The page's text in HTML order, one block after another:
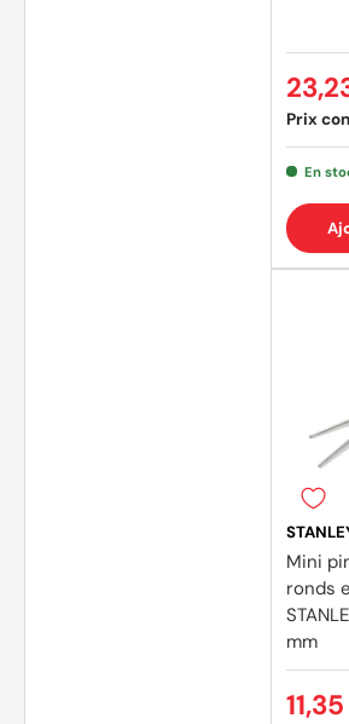
Prix
En
Mini
ronds
mm